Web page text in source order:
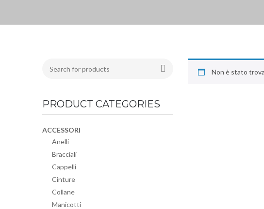
Non è stato
PRODUCT CATEGORIES
ACCESSORI
Anelli
Bracciali
Cappelli
Cinture
Collane
Manicotti